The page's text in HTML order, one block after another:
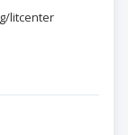
litcenter